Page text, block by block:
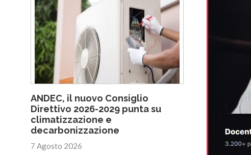
ANDEC, il nuovo Consiglio
Direttivo 2026-2029 punta su
climatizzazione e
decarbonizzazione
7 Agosto 2026